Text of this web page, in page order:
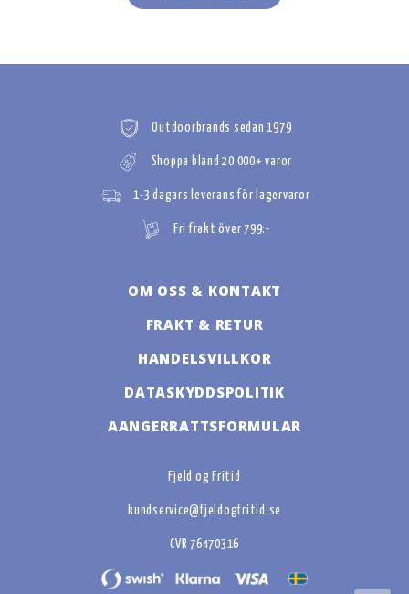
Outdoorbrands sedan 1979
Shoppa bland 20 000+ varor
1-3 dagars leverans för lagervaror
Fri frakt över 799:-
OM OSS & KONTAKT
FRAKT & RETUR
HANDELSVILLKOR
DATASKYDDSPOLITIK
AANGERRATTSFORMULAR
Fjeld og Fritid
kundservice@fjeldogfritid.se
CVR 76470316